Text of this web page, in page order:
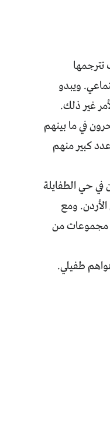
تترجمها
ويبدو
غير ذلك.
في ما بينهم
كبير منهم
في حي الطفايلة
الأردن. ومع
مجموعات من
طفيلي.